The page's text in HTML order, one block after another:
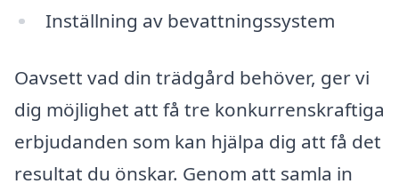
Inställning av bevattningssystem
Oavsett vad din trädgård behöver, ger vi
dig möjlighet att få tre konkurrenskraftiga
erbjudanden som kan hjälpa dig att få det
resultat du önskar. Genom att samla in